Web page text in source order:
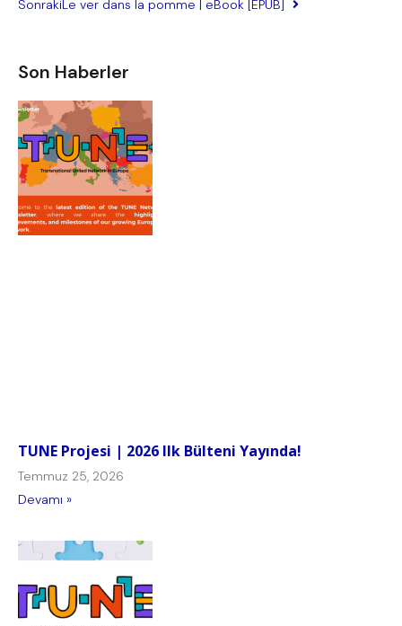
SonrakiLe ver dans la pomme | eBook [EPUB]
Son Haberler
TUNE Projesi | 2026 Ilk Bülteni Yayında!
Temmuz 25, 2026
Devamı »